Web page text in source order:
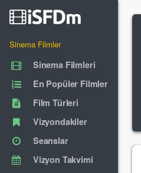
Sinema Filmler
Sinema Filmleri
En Popüler Filmler
Film Türleri
Vizyondakiler
Seanslar
Vizyon Takvimi